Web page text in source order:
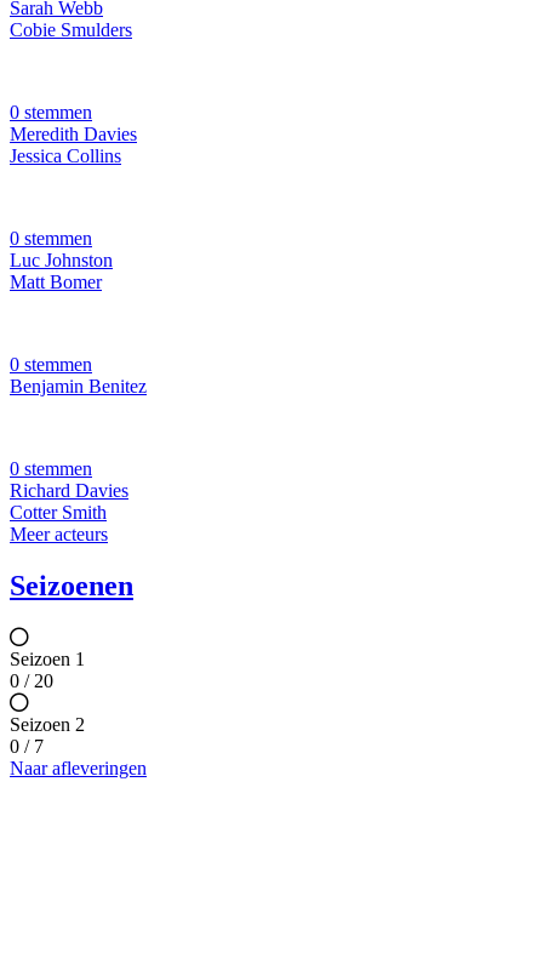
Sarah Webb
Cobie Smulders
0 stemmen
Meredith Davies
Jessica Collins
0 stemmen
Luc Johnston
Matt Bomer
0 stemmen
Benjamin Benitez
0 stemmen
Richard Davies
Cotter Smith
Meer acteurs
Seizoenen
Seizoen 1
0 / 20
Seizoen 2
0 / 7
Naar afleveringen